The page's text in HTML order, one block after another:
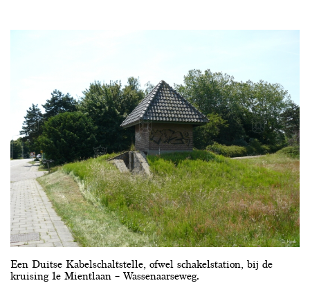
Een Duitse Kabelschaltstelle, ofwel schakelstation, bij de
kruising 1e Mientlaan – Wassenaarseweg.